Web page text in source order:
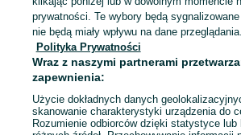
Mapa kategorii
Mapa miejscowości
Mapa ministron
Popularne wyszukiwania
prywatności. Te wybory będą
nie będą miały wpływu na dane przeglądania.
Polityka Prywatności
Wraz z naszymi partnerami
zapewnienia:
Użycie dokładnych danych
skanowanie charakterystyki urządzenia do
Rozumienie odbiorców dzięki statystyce